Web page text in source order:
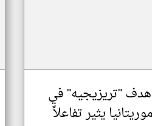
"تريزيجيه" في
يثير تفاعلاً